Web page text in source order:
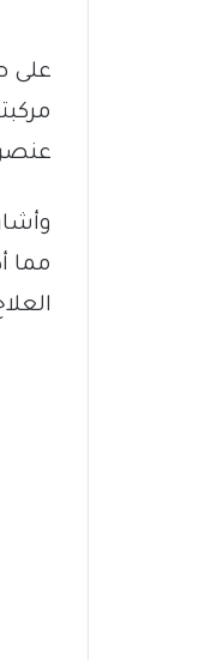
على
عنصراً ،